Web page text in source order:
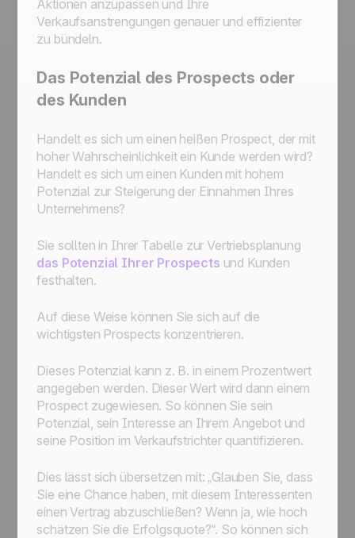
Aktionen anzupassen und Ihre
Verkaufsanstrengungen genauer und effizienter
zu bündeln.
Das Potenzial des Prospects oder
des Kunden
Handelt es sich um einen heißen Prospect, der mit
hoher Wahrscheinlichkeit ein Kunde werden wird?
Handelt es sich um einen Kunden mit hohem
Potenzial zur Steigerung der Einnahmen Ihres
Unternehmens?
Sie sollten in Ihrer Tabelle zur Vertriebsplanung
das Potenzial Ihrer Prospects und Kunden
festhalten.
Auf diese Weise können Sie sich auf die
wichtigsten Prospects konzentrieren.
Dieses Potenzial kann z. B. in einem Prozentwert
angegeben werden. Dieser Wert wird dann einem
Prospect zugewiesen. So können Sie sein
Potenzial, sein Interesse an Ihrem Angebot und
seine Position im Verkaufstrichter quantifizieren.
Dies lässt sich übersetzen mit: „Glauben Sie, dass
Sie eine Chance haben, mit diesem Interessenten
einen Vertrag abzuschließen? Wenn ja, wie hoch
schätzen Sie die Erfolgsquote?“. So können sich